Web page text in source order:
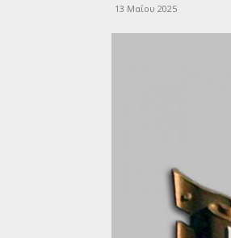
13 Μαΐου 2025